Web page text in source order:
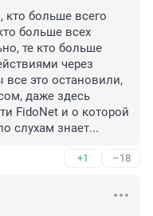
кто больше всего
больше всех
те кто больше
через
все это остановили,
даже здесь
FidoNet и о которой
слухам знает...
+1 –18